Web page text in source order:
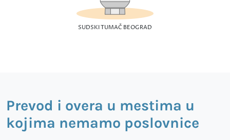
SUDSKI TUMAČ BEOGRAD
Prevod i overa u mestima u
kojima nemamo poslovnice